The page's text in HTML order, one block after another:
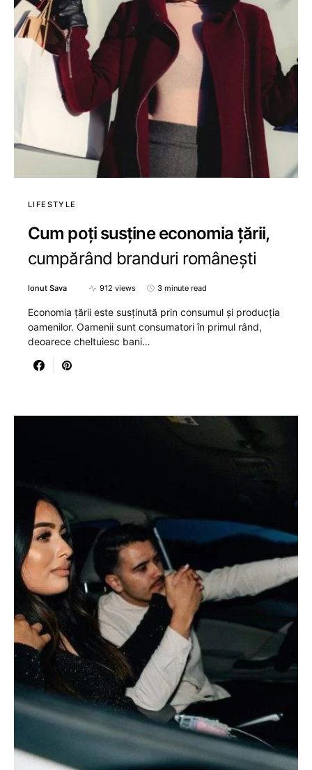
LIFESTYLE
Cum poți susține economia țării,
cumpărând branduri românești
Ionut Sava 912 views 3 minute read
Economia țării este susținută prin consumul și producția
oamenilor. Oamenii sunt consumatori în primul rând,
deoarece cheltuiesc bani…